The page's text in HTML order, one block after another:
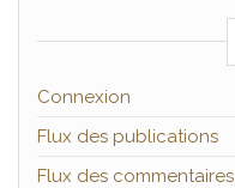
Connexion
Flux des publications
Flux des commentaires